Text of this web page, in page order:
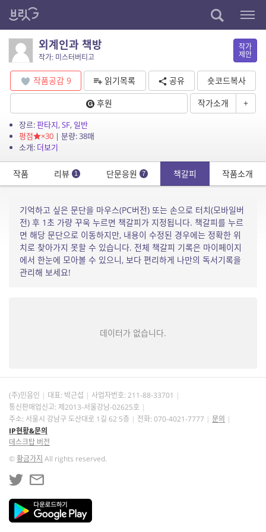
외계인과 책방
작가: 미스터버티고
작가
제안
작품공감 9 읽기목록 공유
숏코드복사
후원
작가소개 +
장르:판타지,SF, 일반
평점
×30| 분량: 38매
소개: 더보기
작품 리뷰 1 단문응원 7 책갈피 작품소개
기억하고 싶은 문단을 마우스(PC버전) 또는 손으로 터치(모바일버
전) 후 1초 가량 꾸욱 누르면 책갈피가 지정됩니다. 책갈피를 누르
면 해당 문단으로 이동하지만, 내용이 수정된 경우에는 정확한 위
치로 찾아가지 못할 수 있습니다. 전체 책갈피 기록은 마이페이지
에서 한눈에 모아볼 수 있으니, 보다 편리하게 나만의 독서기록을
관리해 보세요!
데이터가 없습니다.
(주)민음인 대표: 박근섭 사업자번호: 211-88-33701
통신판매업신고: 제2013-서울강남-02625호
주소: 서울시 강남구 도산대로 1길 62 5층
전화: 070-4021-7777
문의
IP현황&문의
데스크탑 버전
©황금가지 All rights reserved.